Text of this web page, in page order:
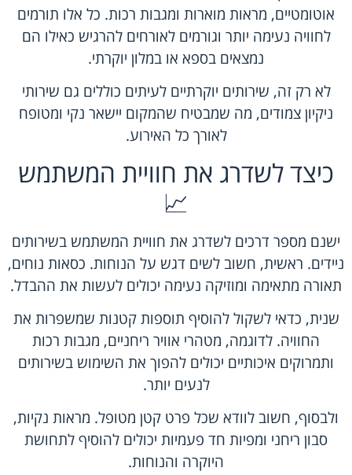
אוטומטיים, מראות מוארות ומגבות רכות. כל אלו תורמים
לחוויה נעימה יותר וגורמים לאורחים להרגיש כאילו הם
נמצאים בספא או במלון יוקרתי.
לא רק זה, שירותים יוקרתיים לעיתים כוללים גם שירותי
ניקיון צמודים, מה שמבטיח שהמקום יישאר נקי ומטופח
לאורך כל האירוע.
כיצד לשדרג את חוויית המשתמש
📈
ישנם מספר דרכים לשדרג את חוויית המשתמש בשירותים
ניידים. ראשית, חשוב לשים דגש על הנוחות. כסאות נוחים,
תאורה מתאימה ומוזיקה נעימה יכולים לעשות את ההבדל.
שנית, כדאי לשקול להוסיף תוספות קטנות שמשפרות את
החוויה. לדוגמה, מטהרי אוויר ריחניים, מגבות רכות
ותמרוקים איכותיים יכולים להפוך את השימוש בשירותים
לנעים יותר.
ולבסוף, חשוב לוודא שכל פרט קטן מטופל. מראות נקיות,
סבון ריחני ומפיות חד פעמיות יכולים להוסיף לתחושת
היוקרה והנוחות.